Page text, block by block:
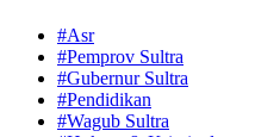
#Asr
#Pemprov Sultra
#Gubernur Sultra
#Pendidikan
#Wagub Sultra